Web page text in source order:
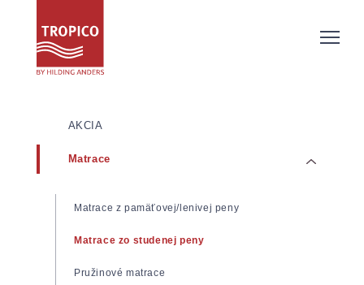
AKCIA
Matrace
Matrace z pamäťovej/lenivej peny
Matrace zo studenej peny
Pružinové matrace